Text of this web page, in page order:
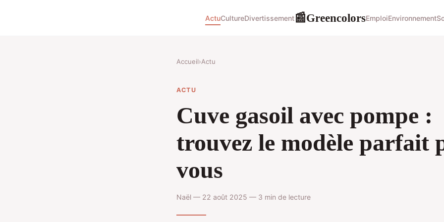
ActuCultureDivertissement📰GreencolorsEmploiEnvironnement
Accueil›Actu
ACTU
Cuve gasoil avec pompe :
trouvez le modèle parfait
vous
Naël — 22 août 2025 — 3 min de lecture